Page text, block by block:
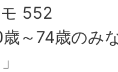
552
～74歳のみ